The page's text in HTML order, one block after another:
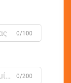
0/100
0/200